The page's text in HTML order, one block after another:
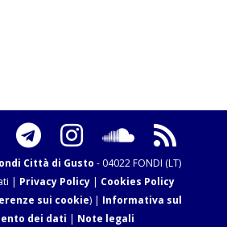
Città di Gusto - 04022 FONDI (LT)
| Privacy Policy | Cookies Policy
sui cookie) | Informativa sul
dei dati | Note legali